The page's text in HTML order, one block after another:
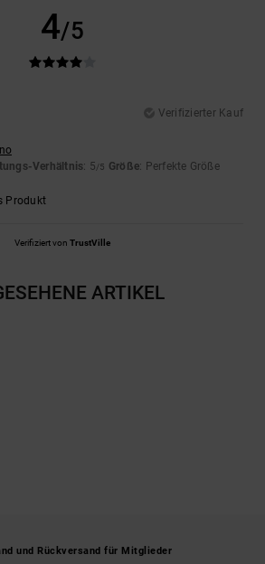
4/5
Verifizierter Kauf
Verhältnis: 5/5 Größe: Perfekte Größe
Produkt
Verifiziert von TrustVille
ARTIKEL
und Rückversand für Mitglieder